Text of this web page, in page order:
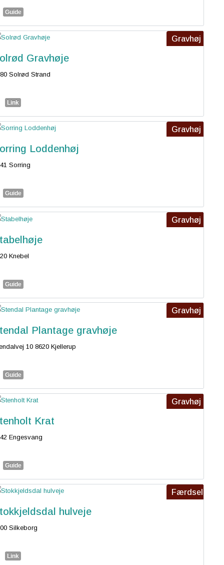
Guide
Gravhøj
Gravhøje
Solrød Strand
Link
Gravhøj
Loddenhøj
Sorring
Guide
Gravhøj
Knebel
Guide
Gravhøj
Plantage gravhøje
10 8620 Kjellerup
Guide
Gravhøj
Krat
Engesvang
Guide
Færdsel
hulveje
Silkeborg
Link